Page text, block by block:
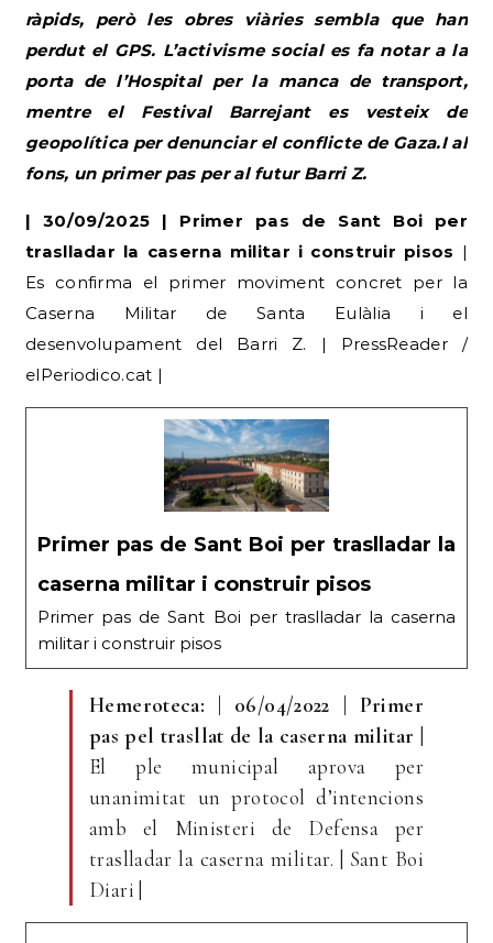
ràpids, però les obres viàries sembla que han
perdut el GPS. L’activisme social es fa notar a la
porta de l’Hospital per la manca de transport,
mentre el Festival Barrejant es vesteix de
geopolítica per denunciar el conflicte de Gaza.I al
fons, un primer pas per al futur Barri Z.
| 30/09/2025 | Primer pas de Sant Boi per
traslladar la caserna militar i construir pisos |
Es confirma el primer moviment concret per la
Caserna Militar de Santa Eulàlia i el
desenvolupament del Barri Z. | PressReader /
elPeriodico.cat |
Primer pas de Sant Boi per traslladar la
caserna militar i construir pisos
Primer pas de Sant Boi per traslladar la caserna
militar i construir pisos
Hemeroteca: | 06/04/2022 | Primer
pas pel trasllat de la caserna militar
El ple municipal aprova per
unanimitat un protocol d’intencions
amb el Ministeri de Defensa per
traslladar la caserna militar. | Sant Boi
Diari |